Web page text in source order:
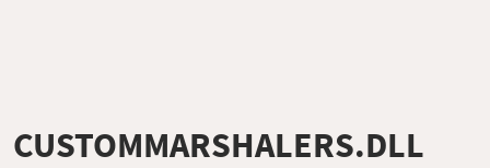
CUSTOMMARSHALERS.DLL